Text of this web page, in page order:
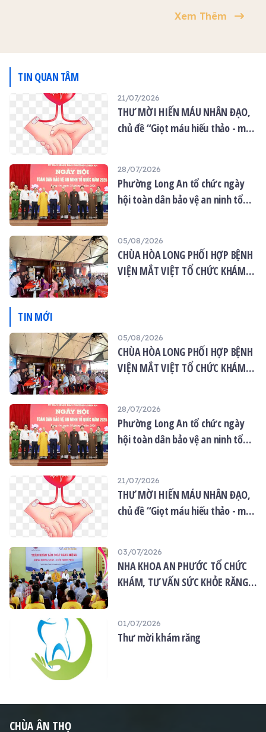
nguyện ý nghĩa:
Xem Thêm
TIN QUAN TÂM
21/07/2026
THƯ MỜI HIẾN MÁU NHÂN ĐẠO,
chủ đề “Giọt máu hiếu thảo - mùa
28/07/2026
Phường Long An tổ chức ngày
hội toàn dân bảo vệ an ninh tổ
05/08/2026
CHÙA HÒA LONG PHỐI HỢP BỆNH
VIỆN MẮT VIỆT TỔ CHỨC KHÁM
TIN MỚI
05/08/2026
CHÙA HÒA LONG PHỐI HỢP BỆNH
VIỆN MẮT VIỆT TỔ CHỨC KHÁM
28/07/2026
Phường Long An tổ chức ngày
hội toàn dân bảo vệ an ninh tổ
21/07/2026
THƯ MỜI HIẾN MÁU NHÂN ĐẠO,
chủ đề “Giọt máu hiếu thảo - mùa
03/07/2026
NHA KHOA AN PHƯỚC TỔ CHỨC
KHÁM, TƯ VẤN SỨC KHỎE RĂNG
01/07/2026
Thư mời khám răng
CHÙA ÂN THỌ